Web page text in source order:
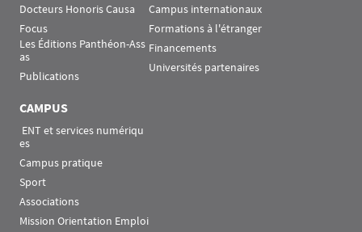
Docteurs Honoris Causa
Focus
Les Éditions Panthéon-Ass
as
Publications
Campus internationaux
Formations à l'étranger
Financements
Universités partenaires
CAMPUS
es
Campus pratique
Sport
Associations
Mission Orientation Emploi